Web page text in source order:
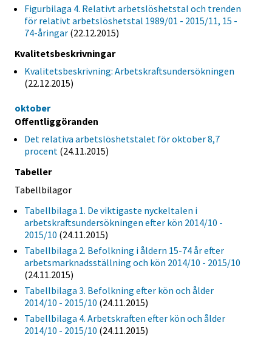
Figurbilaga 4. Relativt arbetslöshetstal och trenden
för relativt arbetslöshetstal 1989/01 - 2015/11, 15 -
74-åringar (22.12.2015)
Kvalitetsbeskrivningar
Kvalitetsbeskrivning: Arbetskraftsundersökningen
(22.12.2015)
oktober
Offentliggöranden
Det relativa arbetslöshetstalet för oktober 8,7
procent (24.11.2015)
Tabeller
Tabellbilagor
Tabellbilaga 1. De viktigaste nyckeltalen i
arbetskraftsundersökningen efter kön 2014/10 -
2015/10 (24.11.2015)
Tabellbilaga 2. Befolkning i åldern 15-74 år efter
arbetsmarknadsställning och kön 2014/10 - 2015/10
(24.11.2015)
Tabellbilaga 3. Befolkning efter kön och ålder
2014/10 - 2015/10 (24.11.2015)
Tabellbilaga 4. Arbetskraften efter kön och ålder
2014/10 - 2015/10 (24.11.2015)